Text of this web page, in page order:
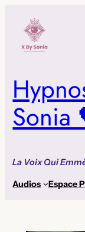
contenu
Sonia
La Voix Qui
Audios Espace